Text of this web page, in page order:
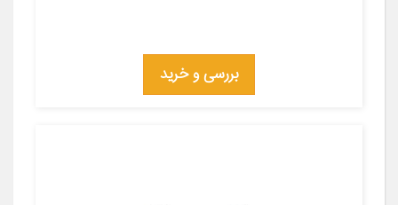
بررسی و خرید